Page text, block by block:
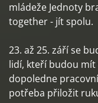
mládeže Jednoty
together - jít spolu.
23. až 25. září se
lidí, kteří budou
dopoledne
potřeba přiložit